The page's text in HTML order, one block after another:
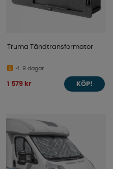
Truma Tändtransformator
4-9 dagar
1 579 kr KÖP!